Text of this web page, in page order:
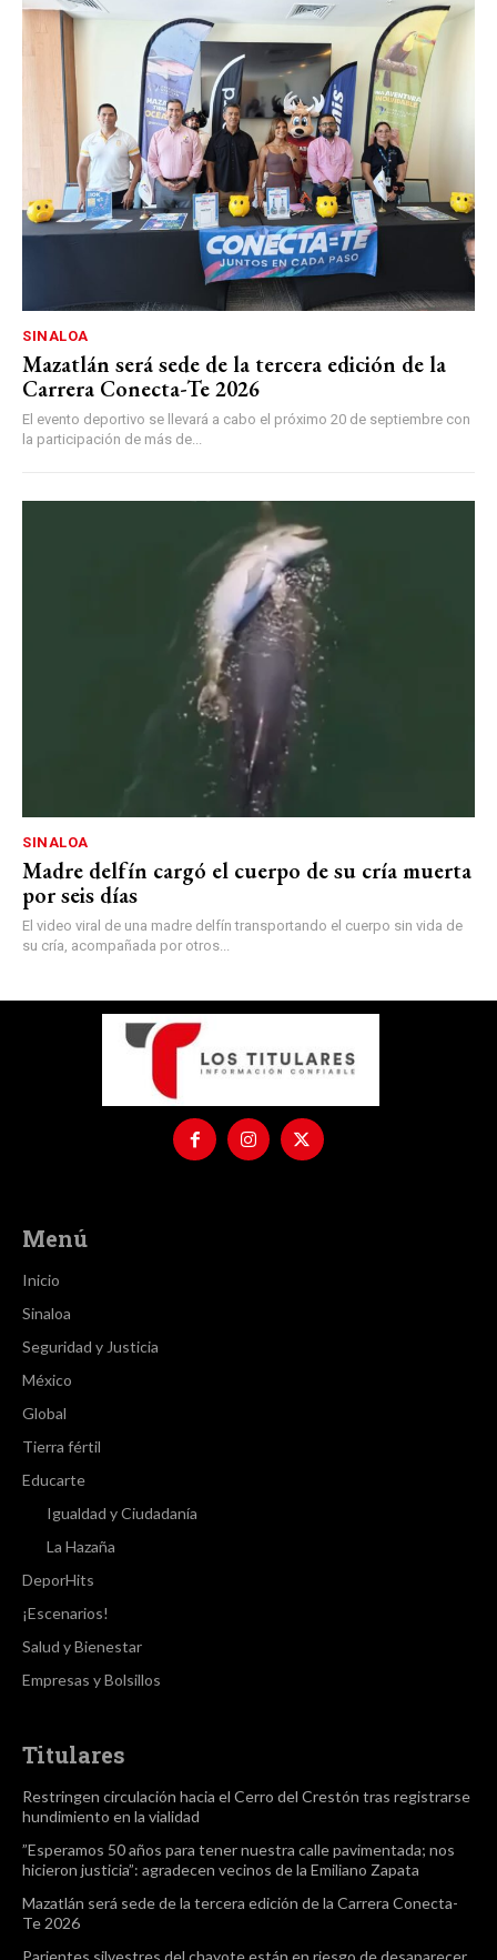
SINALOA
Mazatlán será sede de la tercera edición de la
Carrera Conecta-Te 2026
El evento deportivo se llevará a cabo el próximo 20 de septiembre con
la participación de más de...
SINALOA
Madre delfín cargó el cuerpo de su cría muerta
por seis días
El video viral de una madre delfín transportando el cuerpo sin vida de
su cría, acompañada por otros...
Menú
Inicio
Sinaloa
Seguridad y Justicia
México
Global
Tierra fértil
Educarte
Igualdad y Ciudadanía
La Hazaña
DeporHits
¡Escenarios!
Salud y Bienestar
Empresas y Bolsillos
Titulares
Restringen circulación hacia el Cerro del Crestón tras registrarse
hundimiento en la vialidad
”Esperamos 50 años para tener nuestra calle pavimentada; nos
hicieron justicia”: agradecen vecinos de la Emiliano Zapata
Mazatlán será sede de la tercera edición de la Carrera Conecta-
Te 2026